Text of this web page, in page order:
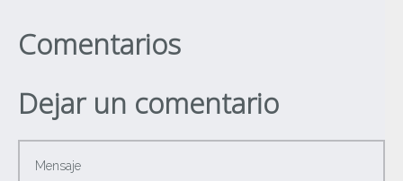
Comentarios
Dejar un comentario